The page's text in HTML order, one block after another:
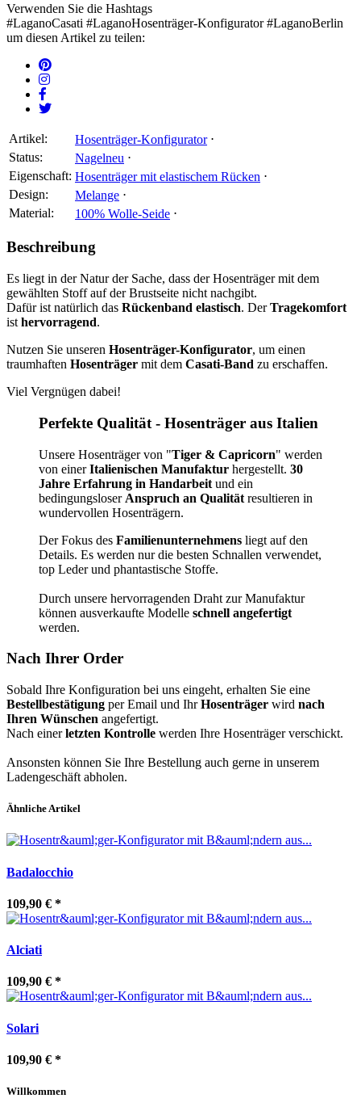
Verwenden Sie die Hashtags
#LaganoCasati #LaganoHosenträger-Konfigurator#LaganoBerlin
um diesen Artikel zu teilen:
Artikel: Hosenträger-Konfigurator⋅
Status:
Nagelneu ⋅
Eigenschaft: Hosenträger mit elastischem Rücken ⋅
Design:
Melange ⋅
Material:
100% Wolle-Seide ⋅
Beschreibung
Es liegt in der Natur der Sache, dass der Hosenträger mit dem
gewählten Stoff auf der Brustseite nicht nachgibt.
Dafür ist natürlich das Rückenband elastisch. DerTragekomfort
ist hervorragend.
Nutzen Sie unseren Hosenträger-Konfigurator, um einen
traumhaften Hosenträger mit dem Casati-Band zu erschaffen.
Viel Vergnügen dabei!
Perfekte Qualität - Hosenträger aus Italien
Unsere Hosenträger von "Tiger & Capricorn" werden
von einerItalienischen Manufaktur hergestellt. 30
Jahre Erfahrung in Handarbeit und ein
bedingungsloser Anspruch an Qualität resultieren in
wundervollen Hosenträgern.
Der Fokus des Familienunternehmens liegt auf den
Details. Es werden nur die besten Schnallen verwendet,
top Leder und phantastische Stoffe.
Durch unsere hervorragenden Draht zur Manufaktur
können ausverkaufte Modelle schnell angefertigt
werden.
Nach Ihrer Order
Sobald Ihre Konfiguration bei uns eingeht, erhalten Sie eine
Bestellbestätigung per Email und IhrHosenträger wird nach
Ihren Wünschen angefertigt.
Nach einerletzten Kontrolle werden Ihre Hosenträger verschickt.
Ansonsten können Sie Ihre Bestellung auch gerne in unserem
Ladengeschäft abholen.
Ähnliche Artikel
Badalocchio
109,90 € *
Alciati
109,90 € *
Solari
109,90 € *
Willkommen